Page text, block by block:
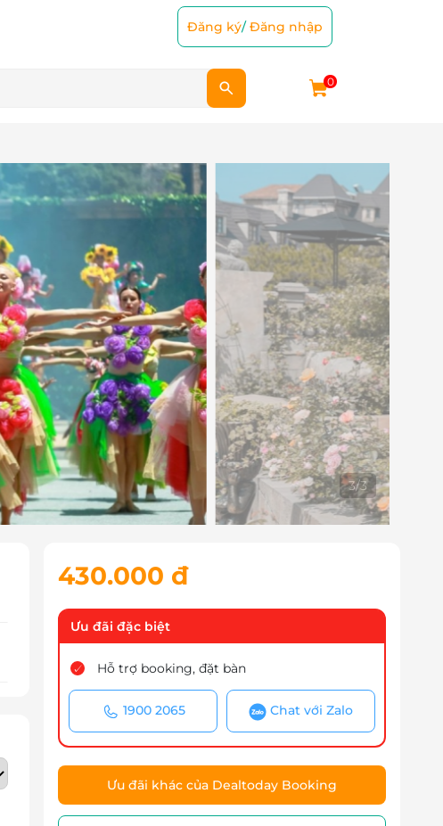
Đăng ký/Đăng nhập
0
3/3
430.000 đ
Ưu đãi đặc biệt
Hỗ trợ booking, đặt bàn
1900 2065 Chat với Zalo
Ưu đãi khác của Dealtoday Booking